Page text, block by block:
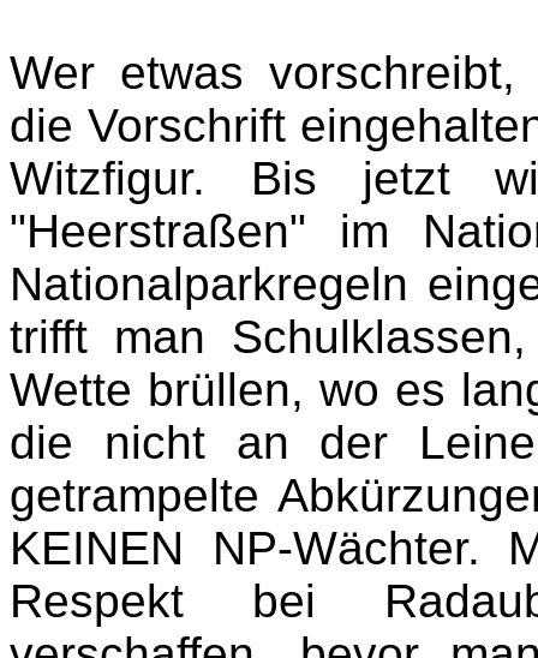
Wer etwas
die Vorschrift
Witzfigur. Bis jetzt
"Heerstraßen" im
Nationalparkregeln
trifft man
Wette brüllen, wo es
die nicht an der
getrampelte
KEINEN NP-Wächter.
Respekt bei